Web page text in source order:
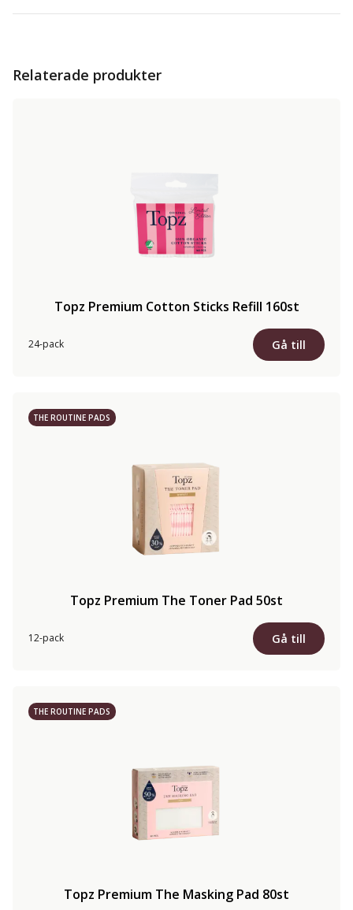
Relaterade produkter
Topz Premium Cotton Sticks Refill 160st
24-pack Gå till
THE ROUTINE PADS
Topz Premium The Toner Pad 50st
12-pack Gå till
THE ROUTINE PADS
Topz Premium The Masking Pad 80st